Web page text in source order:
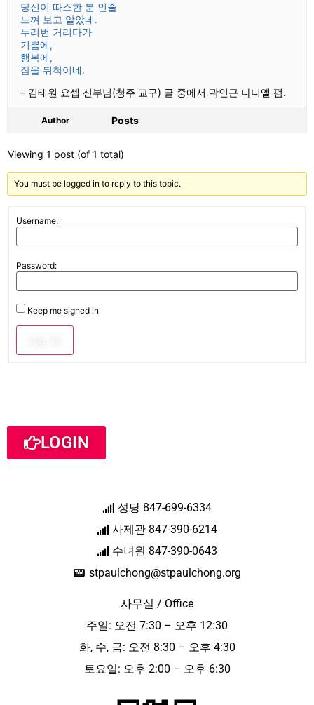
당신이 따스한 분 인줄
느껴 보고 알았네.
두리번 거리다가
기쁨에,
행복에,
잠을 뒤척이네.
– 김태원 요셉 신부님(청주 교구) 글 중에서 곽인근 다니엘 펌.
Author Posts
Viewing 1 post (of 1 total)
You must be logged in to reply to this topic.
Username:
Password:
Keep me signed in
LOGIN
성당 847-699-6334
사제관 847-390-6214
수녀원 847-390-0643
stpaulchong@stpaulchong.org
사무실 / Office
주일: 오전 7:30 – 오후 12:30
화, 수, 금: 오전 8:30 – 오후 4:30
토요일: 오후 2:00 – 오후 6:30